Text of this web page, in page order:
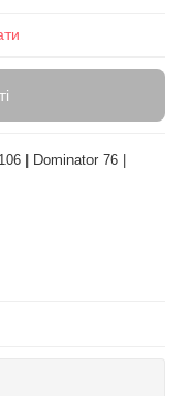
| Dominator 76 |